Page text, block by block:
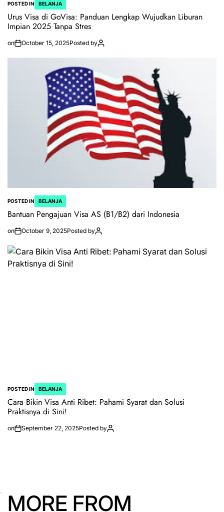
POSTED IN BELANJA
Urus Visa di GoVisa: Panduan Lengkap Wujudkan Liburan
Impian 2025 Tanpa Stres
on October 15, 2025Posted by
POSTED IN BELANJA
Bantuan Pengajuan Visa AS (B1/B2) dari Indonesia
on October 9, 2025Posted by
POSTED IN BELANJA
Cara Bikin Visa Anti Ribet: Pahami Syarat dan Solusi
Praktisnya di Sini!
on September 22, 2025Posted by
MORE FROM